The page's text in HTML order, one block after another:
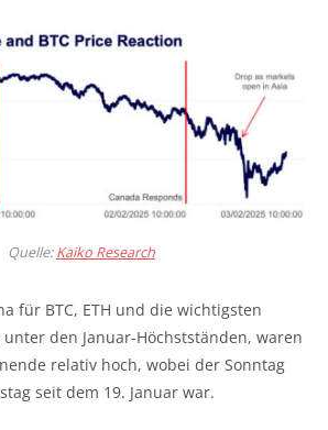
Quelle:Kaiko Research
für BTC, ETH und die wichtigsten
den Januar-Höchstständen, waren
relativ hoch, wobei der Sonntag
seit dem 19. Januar war.